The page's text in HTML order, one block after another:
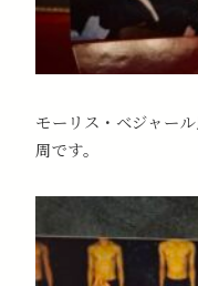
モーリス・ベジャー
周です。